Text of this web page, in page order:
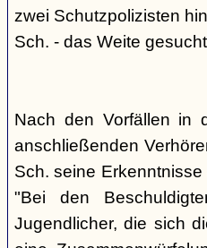
zwei Schutzpolizisten
Sch. - das Weite
Nach den Vorfällen in
anschließenden
Sch. seine
"Bei den
Jugendlicher, die sich